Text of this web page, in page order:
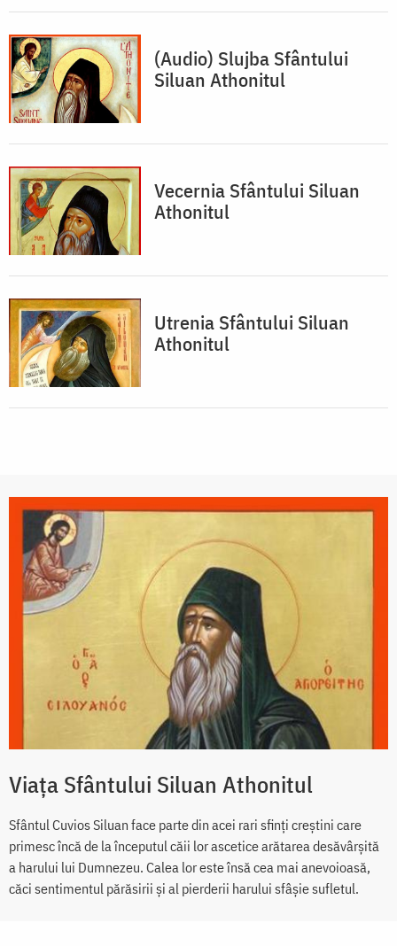
(Audio) Slujba Sfântului
Siluan Athonitul
Vecernia Sfântului Siluan
Athonitul
Utrenia Sfântului Siluan
Athonitul
Viața Sfântului Siluan Athonitul
Sfântul Cuvios Siluan face parte din acei rari sfinți creștini care
primesc încă de la începutul căii lor ascetice arătarea desăvârșită
a harului lui Dumnezeu. Calea lor este însă cea mai anevoioasă,
căci sentimentul părăsirii și al pierderii harului sfâșie sufletul.